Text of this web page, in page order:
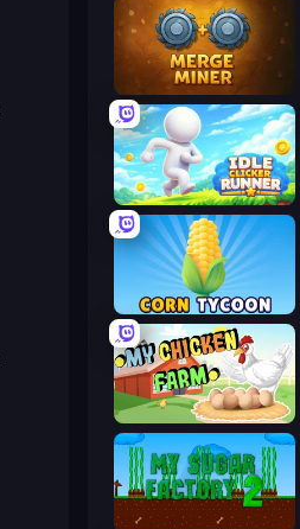
Merge Miner
Idle Clicker Runner
Corn Tycoon
My Chicken Farm